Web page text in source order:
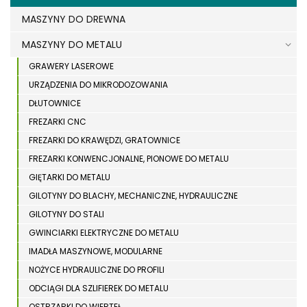
MASZYNY DO DREWNA
MASZYNY DO METALU
GRAWERY LASEROWE
URZĄDZENIA DO MIKRODOZOWANIA
DŁUTOWNICE
FREZARKI CNC
FREZARKI DO KRAWĘDZI, GRATOWNICE
FREZARKI KONWENCJONALNE, PIONOWE DO METALU
GIĘTARKI DO METALU
GILOTYNY DO BLACHY, MECHANICZNE, HYDRAULICZNE
GILOTYNY DO STALI
GWINCIARKI ELEKTRYCZNE DO METALU
IMADŁA MASZYNOWE, MODULARNE
NOŻYCE HYDRAULICZNE DO PROFILI
ODCIĄGI DLA SZLIFIEREK DO METALU